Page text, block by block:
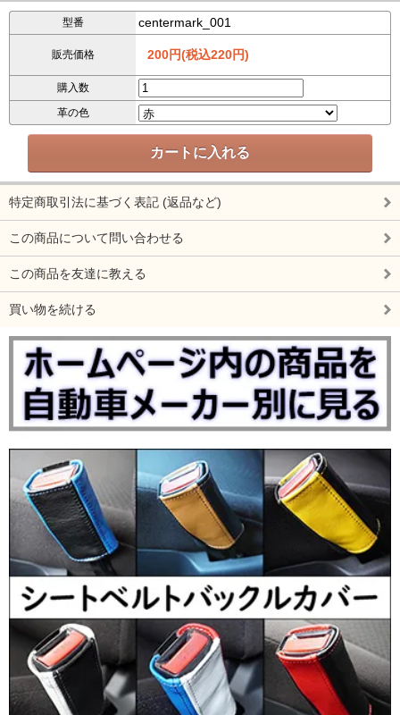
型番 centermark_001
販売価格 200円(税込220円)
購入数
革の色
特定商取引法に基づく表記 (返品など)
この商品について問い合わせる
この商品を友達に教える
買い物を続ける